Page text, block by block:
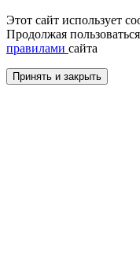
Этот сайт использует
Продолжая
правилами сайта
Принять и закрыть